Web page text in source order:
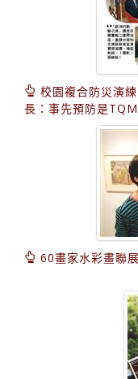
校園複合防災演
長：事先預防是
60畫家水彩畫聯